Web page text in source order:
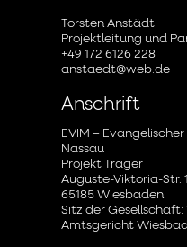
Torsten Anstädt
Projektleitung und
+49 172 6126 228
anstaedt@web.de
Anschrift
EVIM –
Nassau
Projekt Träger
Auguste-Viktoria-Str.
65185 Wiesbaden
Sitz der
Amtsgericht